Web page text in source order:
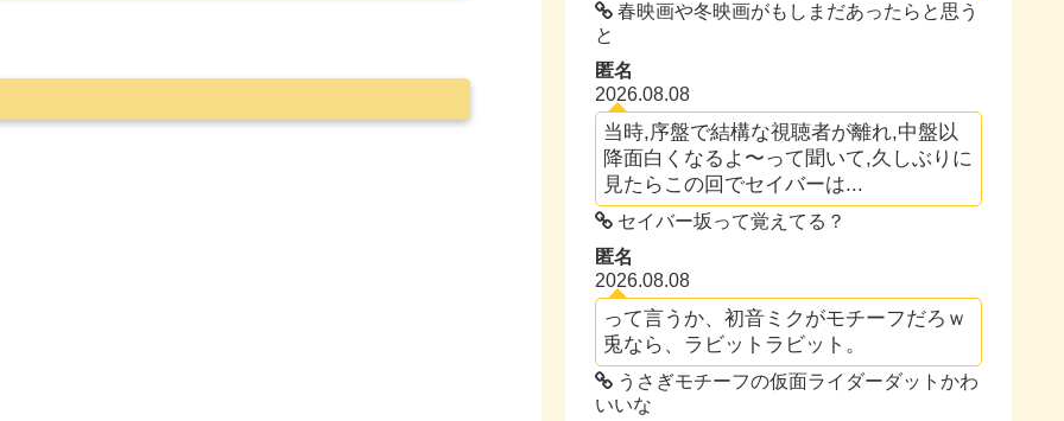
春映画や冬映画がもしまだあったらと思う
と
匿名
2026.08.08
当時,序盤で結構な視聴者が離れ,中盤以
降面白くなるよ〜って聞いて,久しぶりに
見たらこの回でセイバーは...
セイバー坂って覚えてる？
匿名
2026.08.08
って言うか、初音ミクがモチーフだろｗ
兎なら、ラビットラビット。
うさぎモチーフの仮面ライダーダットかわ
いいな